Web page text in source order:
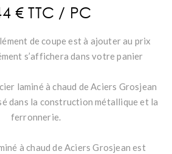
€ TTC / PC
de coupe est à ajouter au prix
s’affichera dans votre panier
laminé à chaud de Aciers Grosjean
dans la construction métallique et la
ferronnerie.
à chaud de Aciers Grosjean est